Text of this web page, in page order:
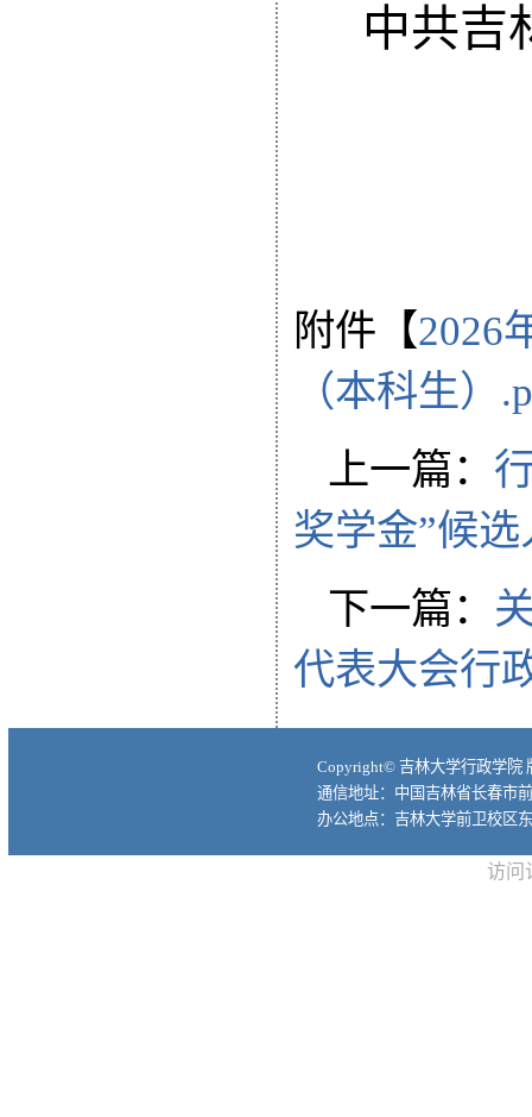
中共吉
附件【2026
（本科生）
上一篇：
奖学金”候
下一篇：
代表大会行
Copyright© 吉林大学行政学院
通信地址：中国吉林省长春市
办公地点：吉林大学前卫校区
访问